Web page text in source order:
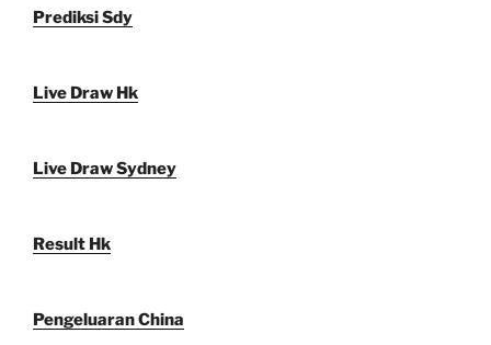
Prediksi Sdy
Live Draw Hk
Live Draw Sydney
Result Hk
Pengeluaran China